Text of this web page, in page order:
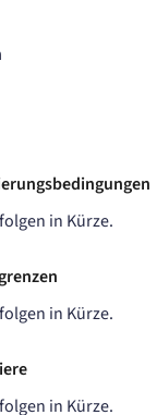
in Kürze.
in Kürze.
in Kürze.